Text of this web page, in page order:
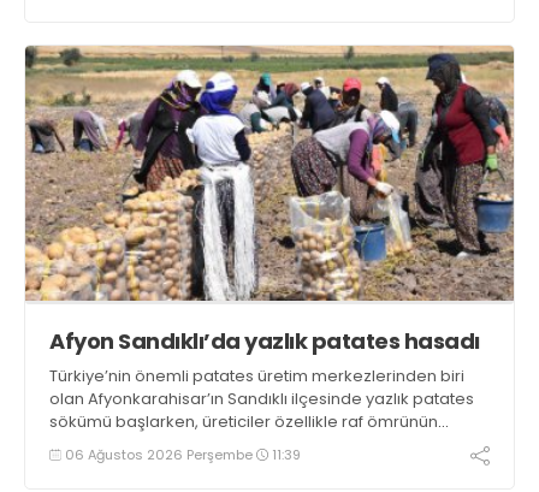
Afyon Sandıklı’da yazlık patates hasadı
Türkiye’nin önemli patates üretim merkezlerinden biri
olan Afyonkarahisar’ın Sandıklı ilçesinde yazlık patates
sökümü başlarken, üreticiler özellikle raf ömrünün
yaklaşık 2 ay olması ve rengi bakımından tüketimde
Sandıklı patatesinin daha fazla tercih edildiğini belirtti
06 Ağustos 2026 Perşembe 11:39